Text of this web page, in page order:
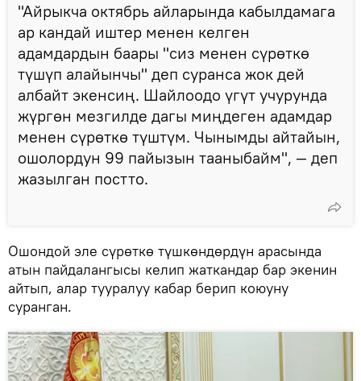
"Айрыкча октябрь айларында кабылдамага
ар кандай иштер менен келген
адамдардын баары "сиз менен сүрөткө
түшүп алайынчы" деп суранса жок дей
албайт экенсиң. Шайлоодо үгүт учурунда
жүргөн мезгилде дагы миңдеген адамдар
менен сүрөткө түштүм. Чынымды айтайын,
ошолордун 99 пайызын тааныбайм", — деп
жазылган постто.
Ошондой эле сүрөткө түшкөндөрдүн арасында
атын пайдалангысы келип жаткандар бар экенин
айтып, алар тууралуу кабар берип коюуну
суранган.